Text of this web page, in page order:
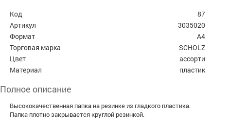
Код
87
Артикул
3035020
Формат
А4
Торговая марка
SCHOLZ
Цвет
ассорти
Материал
пластик
Полное описание
Высококачественная папка на резинке из гладкого пластика.
Папка плотно закрывается круглой резинкой.